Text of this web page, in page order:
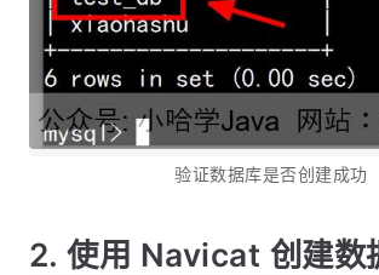
验证数据库是否创建成功
2. 使用 Navicat 创建数